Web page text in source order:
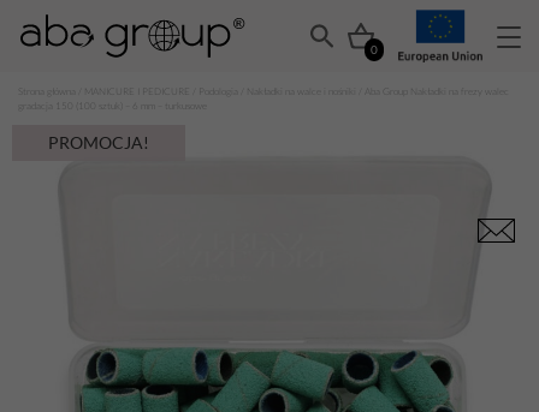
0
MANICURE I PEDICURE Podologia Nakładki na walce i nośniki
/ Aba Group Nakładki na frezy walec
PROMOCJA!